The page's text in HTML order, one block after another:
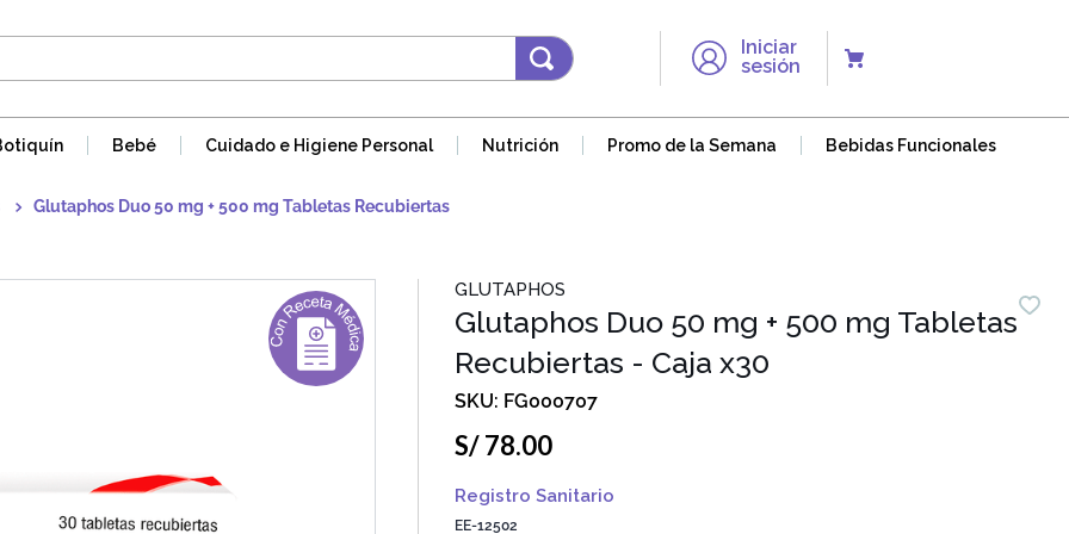
Iniciar
sesión
Bebé Cuidado e Higiene Personal Nutrición Promo de la Semana Bebidas Funcionales
Glutaphos Duo 50 mg + 500 mg Tabletas Recubiertas
GLUTAPHOS
Glutaphos Duo 50 mg + 500 mg Tabletas
Recubiertas - Caja x30
FG000707
S/78.00
Registro Sanitario
EE-12502